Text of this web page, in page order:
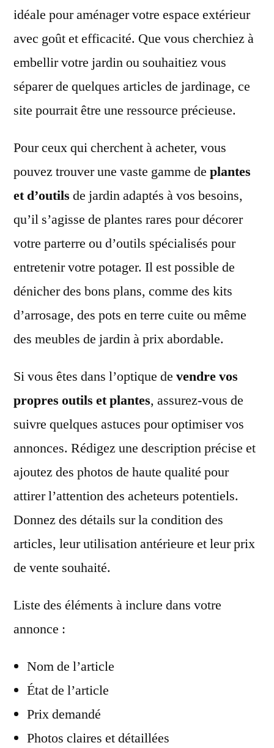
idéale pour aménager votre espace extérieur
avec goût et efficacité. Que vous cherchiez à
embellir votre jardin ou souhaitiez vous
séparer de quelques articles de jardinage, ce
site pourrait être une ressource précieuse.
Pour ceux qui cherchent à acheter, vous
pouvez trouver une vaste gamme de plantes
et d’outils de jardin adaptés à vos besoins,
qu’il s’agisse de plantes rares pour décorer
votre parterre ou d’outils spécialisés pour
entretenir votre potager. Il est possible de
dénicher des bons plans, comme des kits
d’arrosage, des pots en terre cuite ou même
des meubles de jardin à prix abordable.
Si vous êtes dans l’optique de vendre vos
propres outils et plantes, assurez-vous de
suivre quelques astuces pour optimiser vos
annonces. Rédigez une description précise et
ajoutez des photos de haute qualité pour
attirer l’attention des acheteurs potentiels.
Donnez des détails sur la condition des
articles, leur utilisation antérieure et leur prix
de vente souhaité.
Liste des éléments à inclure dans votre
annonce :
Nom de l’article
État de l’article
Prix demandé
Photos claires et détaillées